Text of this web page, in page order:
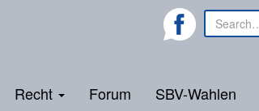
Recht Forum SBV-Wahlen